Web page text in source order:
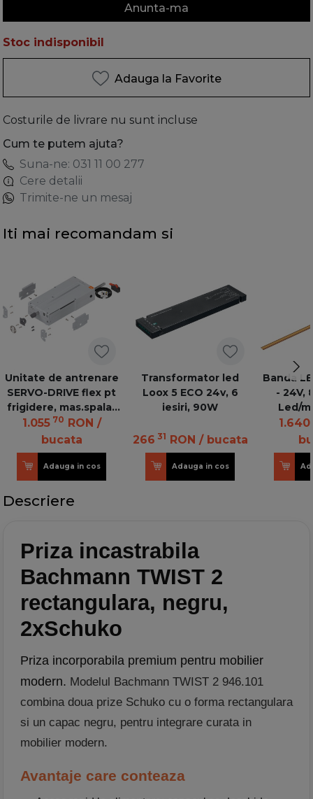
Anunta-ma
Stoc indisponibil
Adauga la Favorite
Costurile de livrare nu sunt incluse
Cum te putem ajuta?
Suna-ne: 031 11 00 277
Cere detalii
Trimite-ne un mesaj
Iti mai recomandam si
Unitate de antrenare
SERVO-DRIVE flex pt
frigidere, mas.spalat
si accesorii de montaj
Z10C500A ANTR+ZU
1.055 70 RON /
bucata
Adauga in cos
Transformator led
Loox 5 ECO 24v, 6
iesiri, 90W
266 31 RON / bucata
Adauga in cos
Banda
- 24V,
Led/
lumina
1.640
Descriere
Priza incastrabila
Bachmann TWIST 2
rectangulara, negru,
2xSchuko
Priza incorporabila premium pentru mobilier
modern. Modelul Bachmann TWIST 2 946.101
combina doua prize Schuko cu o forma rectangulara
si un capac negru, pentru integrare curata in
mobilier modern.
Avantaje care conteaza